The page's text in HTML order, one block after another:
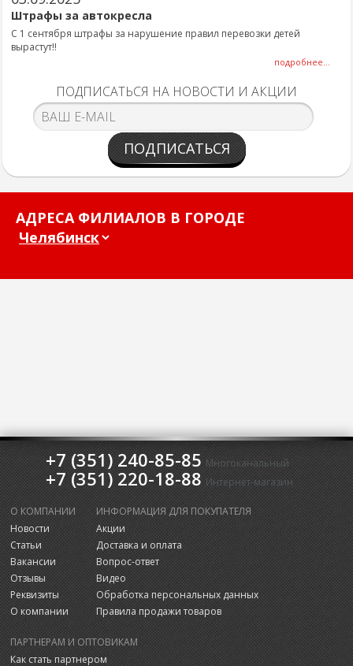
Штрафы за автокресла
С 1 сентября штрафы за нарушение правил перевозки детей
вырастут!!
подробнее...
ПОДПИСАТЬСЯ НА НОВОСТИ И АКЦИИ
ПОДПИСАТЬСЯ
АДРЕСА ФИЛИАЛОВ В ГОРОДЕ
+7 (351) 240-85-85 Многоканальный
+7 (351) 220-18-88 Интернет-магазин
О КОМПАНИИ
Новости
Статьи
Вакансии
Отзывы
Реквизиты
О компании
ИНФОРМАЦИЯ ДЛЯ ПОКУПАТЕЛЯ
Акции
Доставка и оплата
Вопрос-ответ
Видео
Обработка персональных данных
Правила продажи товаров
ПАРТНЕРАМ И ОПТОВИКАМ
Как стать партнером